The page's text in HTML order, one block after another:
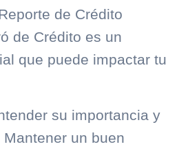
de Crédito
de Crédito es un
que puede impactar tu
su importancia y
un buen